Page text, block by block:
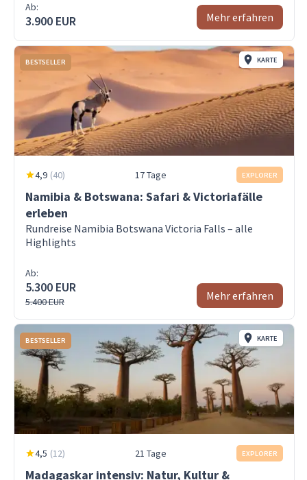
Ab:
3.900 EUR Mehr erfahren
BESTSELLER KARTE
4,9 (40) 17 Tage EXPLORER
Namibia & Botswana: Safari & Victoriafälle
erleben
Rundreise Namibia Botswana Victoria Falls – alle
Highlights
Ab:
5.300 EUR
5.400 EUR Mehr erfahren
BESTSELLER KARTE
4,5 (12) 21 Tage EXPLORER
Madagaskar intensiv: Natur, Kultur &